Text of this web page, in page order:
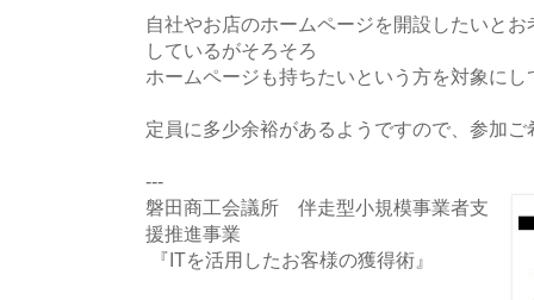
自社やお店のホームページを開設したいと
しているがそろそろ
ホームページも持ちたいという方を対象にし
定員に多少余裕があるようですので、参加
---
磐田商工会議所 伴走型小規模事業者支
援推進事業
『ITを活用したお客様の獲得術』